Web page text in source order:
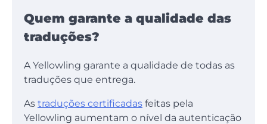
Quem garante a qualidade das
traduções?
A Yellowling garante a qualidade de todas as
traduções que entrega.
As traduções certificadas feitas pela
Yellowling aumentam o nível da autenticação